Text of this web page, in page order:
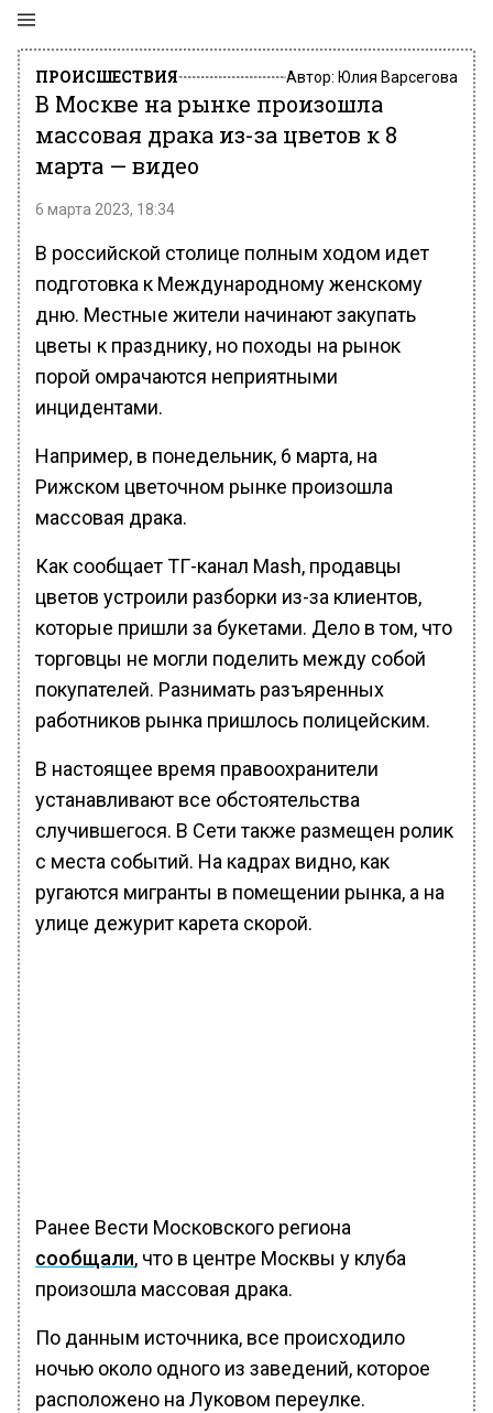
ПРОИСШЕСТВИЯ Автор: Юлия Варсегова
В Москве на рынке произошла
массовая драка из-за цветов к 8
марта — видео
6 марта 2023, 18:34
В российской столице полным ходом идет
подготовка к Международному женскому
дню. Местные жители начинают закупать
цветы к празднику, но походы на рынок
порой омрачаются неприятными
инцидентами.
Например, в понедельник, 6 марта, на
Рижском цветочном рынке произошла
массовая драка.
Как сообщает ТГ-канал Mash, продавцы
цветов устроили разборки из-за клиентов,
которые пришли за букетами. Дело в том, что
торговцы не могли поделить между собой
покупателей. Разнимать разъяренных
работников рынка пришлось полицейским.
В настоящее время правоохранители
устанавливают все обстоятельства
случившегося. В Сети также размещен ролик
с места событий. На кадрах видно, как
ругаются мигранты в помещении рынка, а на
улице дежурит карета скорой.
Ранее Вести Московского региона
сообщали, что в центре Москвы у клуба
произошла массовая драка.
По данным источника, все происходило
ночью около одного из заведений, которое
расположено на Луковом переулке.